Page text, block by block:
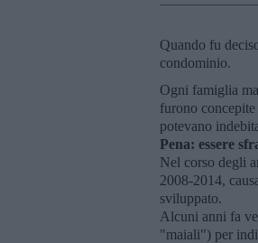
Quando fu
condominio.
Ogni famiglia
furono
potevano
Pena: essere
Nel corso degli
2008-2014,
sviluppato.
Alcuni anni fa
"maiali") per